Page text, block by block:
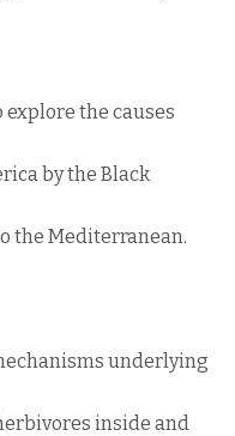
the causes
by the Black
the Mediterranean.
underlying
inside and